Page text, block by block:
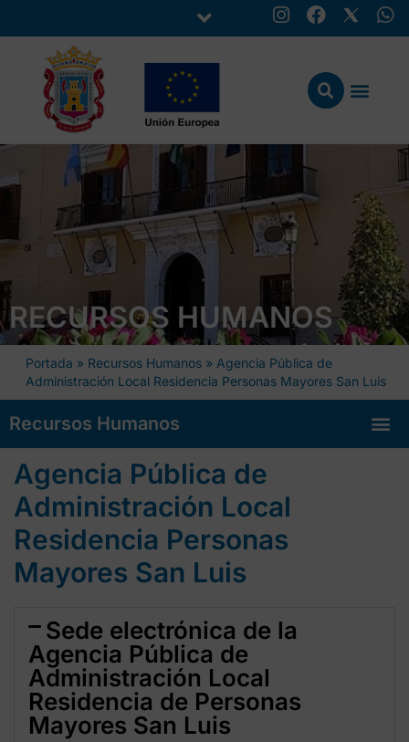
RECURSOS HUMANOS
Portada » Recursos Humanos » Agencia Pública de
Administración Local Residencia Personas Mayores San Luis
Recursos Humanos
Agencia Pública de
Administración Local
Residencia Personas
Mayores San Luis
Sede electrónica de la
Agencia Pública de
Administración Local
Residencia de Personas
Mayores San Luis